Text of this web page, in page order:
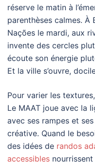
réserve le matin à
parenthèses calmes. À
Nações le mardi, aux
invente des cercles
écoute son énergie
Et la ville s’ouvre,
Pour varier les
Le MAAT joue avec la
avec ses rampes et
créative. Quand le
des idées de randos
accessibles